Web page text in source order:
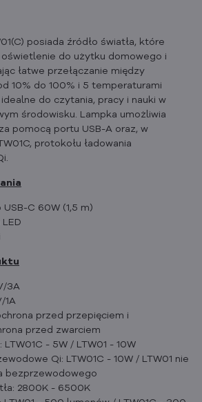
posiada źródło światła, które
oświetlenie do użytku domowego i
łatwe przełączanie między
10% do 100% i 5 temperaturami
do czytania, pracy i nauki w
środowisku. Lampka umożliwia
pomocą portu USB-A oraz, w
protokołu ładowania
USB-C 60W (1,5 m)
3A
1A
przed przepięciem i
przed zwarciem
- 5W / LTW01 - 10W
Qi: LTW01C - 10W / LTW01 nie
bezprzewodowego
2800K - 6500K